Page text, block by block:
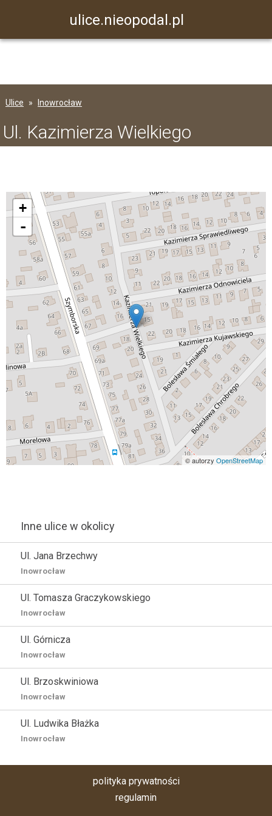
ulice.nieopodal.pl
Ulice Inowrocław
Ul. Kazimierza Wielkiego
+
-
© autorzy OpenStreetMap
Inne ulice w okolicy
Ul. Jana Brzechwy
Inowrocław
Ul. Tomasza Graczykowskiego
Inowrocław
Ul. Górnicza
Inowrocław
Ul. Brzoskwiniowa
Inowrocław
Ul. Ludwika Błażka
Inowrocław
polityka prywatności
regulamin